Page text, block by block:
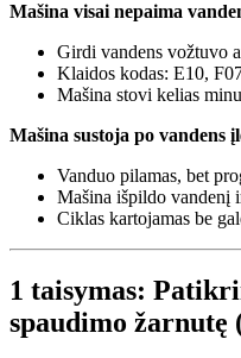
Mašina visai nepaima
Girdi vandens vožtuvo
Klaidos kodas: E10,
Mašina stovi kelias
Mašina sustoja po vandens
Vanduo pilamas, bet
Mašina išpildo vandenį
Ciklas kartojamas be
1 taisymas:
spaudimo